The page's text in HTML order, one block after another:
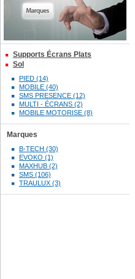
Supports Écrans Plats
Sol
PIED (14)
MOBILE (40)
SMS PRESENCE (12)
MULTI - ÉCRANS (2)
MOBILE MOTORISE (8)
Marques
B-TECH (30)
EVOKO (1)
MAXHUB (2)
SMS (106)
TRAULUX (3)